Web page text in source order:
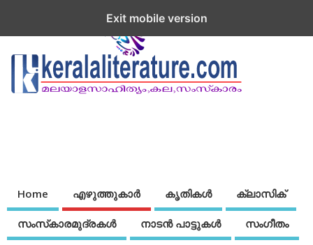
Home എഴുത്തുകാര്‍ കൃതികൾ ക്ലാസിക്
സംസ്‌കാരമുദ്രകള്‍ നാടന്‍ പാട്ടുകള്‍ സംഗീതം
Exit mobile version